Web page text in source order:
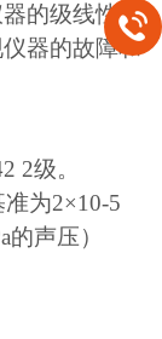
的级线性和
器的故障和
2级。
为2×10-5
声压）